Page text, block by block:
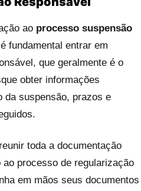
ao processo suspensão
fundamental entrar em
que geralmente é o
obter informações
da suspensão, prazos e
toda a documentação
processo de regularização
em mãos seus documentos